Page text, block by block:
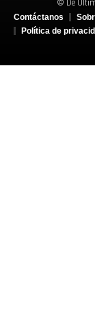
© De
Contáctanos
Política de